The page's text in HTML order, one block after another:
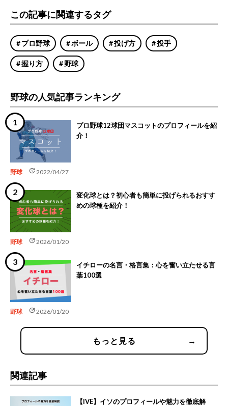
この記事に関連するタグ
プロ野球 ボール 投げ方 投手
握り方 野球
野球の人気記事ランキング
プロ野球12球団マスコットのプロフィールを紹
介！
野球 update2022/04/27
変化球とは？初心者も簡単に投げられるおすす
めの球種を紹介！
野球 update2026/01/20
イチローの名言・格言集：心を奮い立たせる言
葉100選
野球 update2026/01/20
もっと見る →
関連記事
【IVE】イソのプロフィールや魅力を徹底解